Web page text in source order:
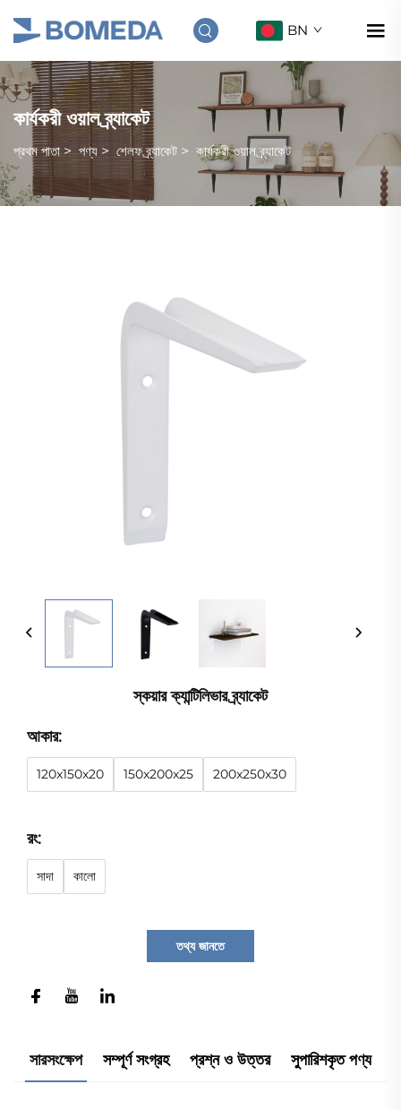
BN
কার্যকরী ওয়াল ব্র্যাকেট
প্রথম পাতা>পণ্য > শেলফ ব্র্যাকেট > কার্যকরী ওয়াল ব্র্যাকেট
স্কয়ার ক্যান্টিলিভার ব্র্যাকেট
আকার:
120x150x20 150x200x25 200x250x30
রং:
সাদা কালো
তথ্য জানতে
সারসংক্ষেপ সম্পূর্ণ সংগ্রহ প্রশ্ন ও উত্তর সুপারিশকৃত পণ্য